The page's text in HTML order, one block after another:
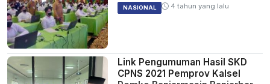
NASIONAL 4 tahun yang lalu
Link Pengumuman Hasil SKD
CPNS 2021 Pemprov Kalsel